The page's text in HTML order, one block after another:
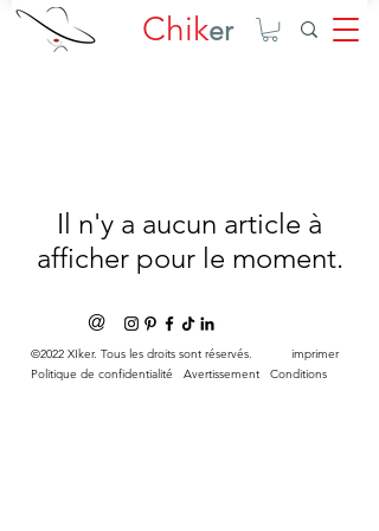
Chiker
Il n'y a aucun article à
afficher pour le moment.
@
©2022 XIker. Tous les droits sont réservés. imprimer
Politique de confidentialité
Avertissement Conditions